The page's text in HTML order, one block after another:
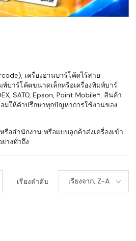
เครื่องอ่านบาร์โค้ดไร้สาย
บาร์โค้ดขนาดเล็กหรือเครื่องพิมพ์บาร์
SATO, Epson, Point Mobileฯ. สินค้า
มให้คำปรึกษาทุกปัญหาการใช้งานของ
อสำนักงาน หรือแบบลูกค้าส่งเครื่องเข้า
างทั่วถึง
เรียงลำดับ เรียงจาก, Z-A